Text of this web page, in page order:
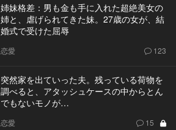
姉妹格差：男も金も手に入れた超絶美女の
姉と、虐げられてきた妹。27歳の女が、結
婚式で受けた屈辱
恋愛 123
突然家を出ていった夫。残っている荷物を
調べると、アタッシュケースの中からとん
でもないモノが…
恋愛 15